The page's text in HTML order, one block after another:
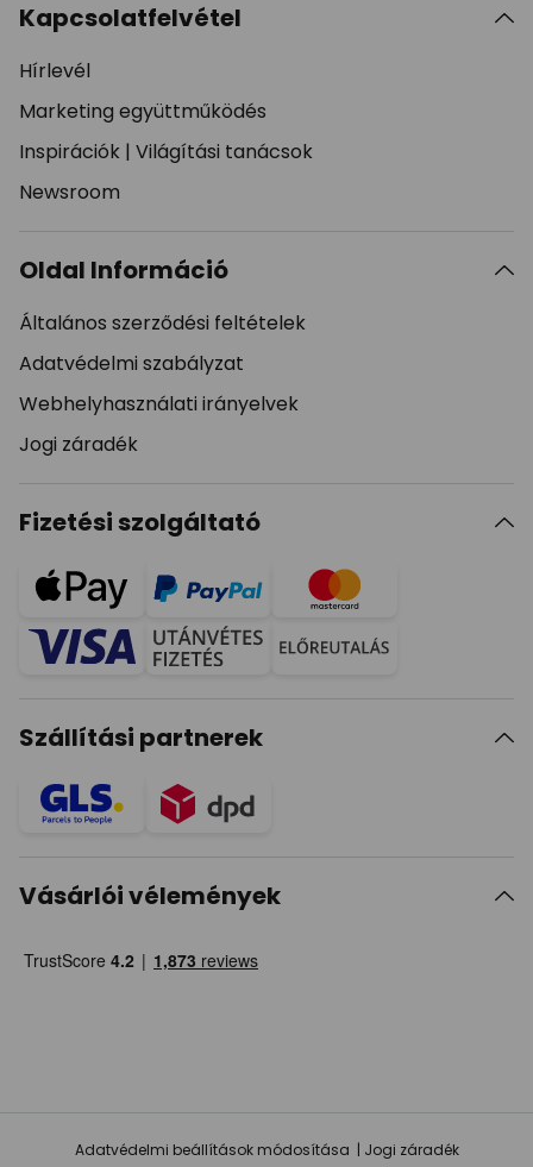
Kapcsolatfelvétel
Hírlevél
Marketing együttműködés
Inspirációk | Világítási tanácsok
Newsroom
Oldal Információ
Általános szerződési feltételek
Adatvédelmi szabályzat
Webhelyhasználati irányelvek
Jogi záradék
Fizetési szolgáltató
Szállítási partnerek
Vásárlói vélemények
Adatvédelmi beállítások módosítása Jogi záradék